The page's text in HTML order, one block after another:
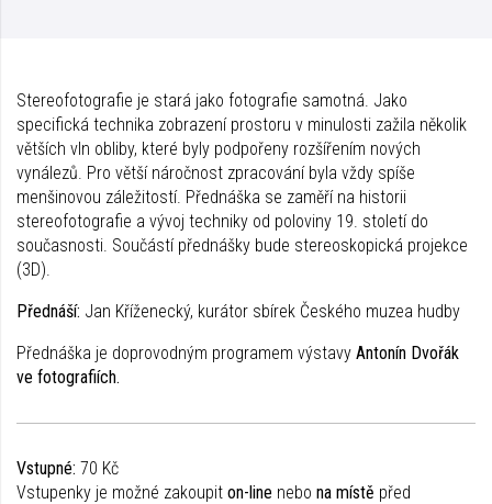
Stereofotografie je stará jako fotografie samotná. Jako
specifická technika zobrazení prostoru v minulosti zažila několik
větších vln obliby, které byly podpořeny rozšířením nových
vynálezů. Pro větší náročnost zpracování byla vždy spíše
menšinovou záležitostí. Přednáška se zaměří na historii
stereofotografie a vývoj techniky od poloviny 19. století do
současnosti. Součástí přednášky bude stereoskopická projekce
(3D).
Přednáší: Jan Kříženecký, kurátor sbírek Českého muzea hudby
Přednáška je doprovodným programem výstavy Antonín Dvořák
ve fotografiích.
Vstupné: 70 Kč
Vstupenky je možné zakoupit on-line nebo na místě před